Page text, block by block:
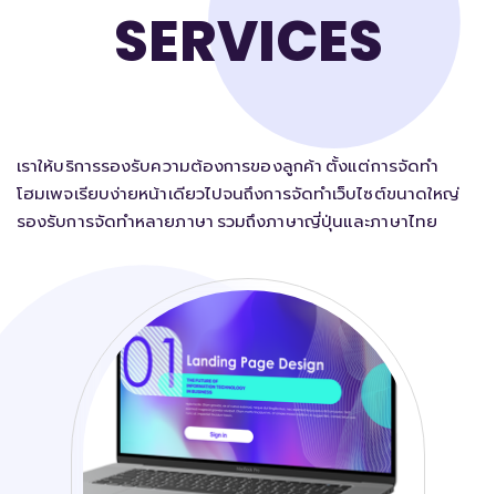
SERVICES
เราให้บริการรองรับความต้องการของลูกค้า ตั้งแต่การจัดทำ
โฮมเพจเรียบง่ายหน้าเดียวไปจนถึงการจัดทำเว็บไซต์ขนาดใหญ่
รองรับการจัดทำหลายภาษา รวมถึงภาษาญี่ปุ่นและภาษาไทย